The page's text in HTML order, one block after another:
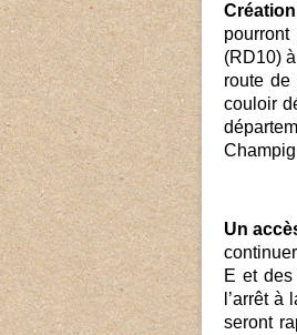
(RD10)
route de
couloir
Un
E et
l’arrêt
seront